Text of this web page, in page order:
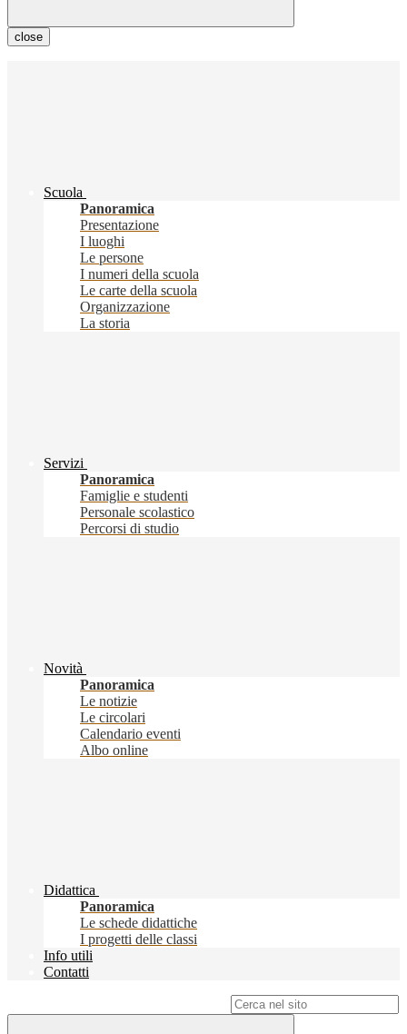
close
Scuola
Panoramica
Presentazione
I luoghi
Le persone
I numeri della scuola
Le carte della scuola
Organizzazione
La storia
Servizi
Panoramica
Famiglie e studenti
Personale scolastico
Percorsi di studio
Novità
Panoramica
Le notizie
Le circolari
Calendario eventi
Albo online
Didattica
Panoramica
Le schede didattiche
I progetti delle classi
Info utili
Contatti